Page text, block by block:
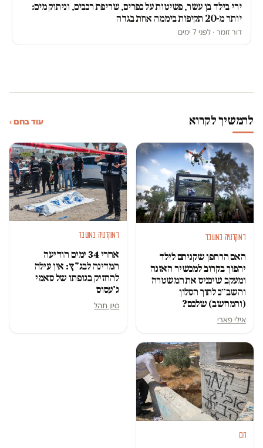
ירי בילד בן עשר, פשיטות על כפרים, שריפת רכבים, וניתוק מים:
יותר מ-20 תקיפות ביממה אחת בגדה
דור זומר · לפני 7 ימים
להמשיך לקרוא עוד בחם ›
דמוקרטיה במשבר
האם הרחפן שקניתם לילד
יהפוך בקרוב למכשיר האזנה
ומעקב שיכניס את המשטרה
והשב״כ לתוך הסלון
(והמחשב) שלכם?
אילי פארי
דמוקרטיה במשבר
אחרי 34 ימים הודיעה
המדינה לבג"ץ: אין עילה
להחזיק בגופתו של סאמי
ג'עסוס
סיון תהל
חם